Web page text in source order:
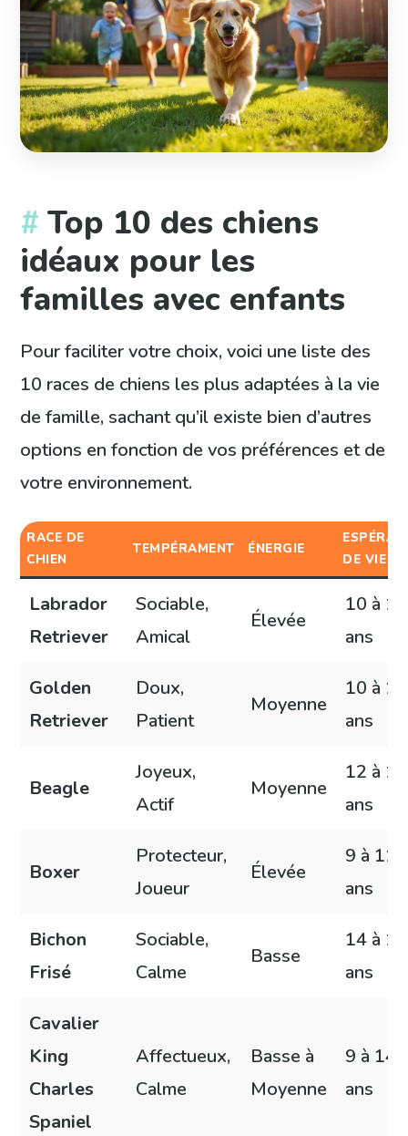
Top 10 des chiens
idéaux pour les
familles avec enfants
Pour faciliter votre choix, voici une liste des
10 races de chiens les plus adaptées à la vie
de famille, sachant qu’il existe bien d’autres
options en fonction de vos préférences et de
votre environnement.
RACE DE
CHIEN
TEMPÉRAMENT ÉNERGIE
DE VIE
Labrador
Retriever
Sociable,
Amical
Élevée
10 à 13
ans
Golden
Retriever
Doux,
Patient
Moyenne
10 à 12
ans
Beagle
Joyeux,
Actif
Moyenne
12 à 15
ans
Boxer
Protecteur,
Joueur
Élevée
9 à 11
ans
Bichon
Frisé
Sociable,
Calme
Basse
14 à 16
ans
Cavalier
King
Charles
Spaniel
Affectueux,
Calme
Basse à
Moyenne
9 à 14
ans